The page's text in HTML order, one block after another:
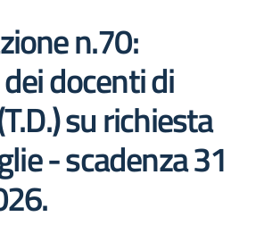
n.70:
docenti di
su richiesta
- scadenza 31